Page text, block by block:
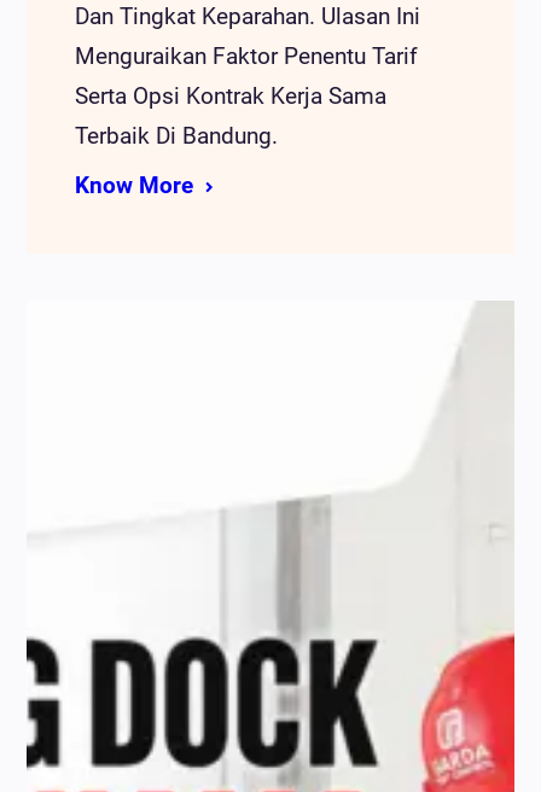
Dan Tingkat Keparahan. Ulasan Ini
Menguraikan Faktor Penentu Tarif
Serta Opsi Kontrak Kerja Sama
Terbaik Di Bandung.
Know More